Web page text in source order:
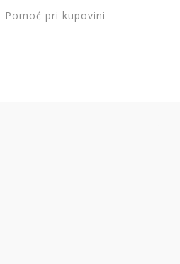
Pomoć pri kupovini